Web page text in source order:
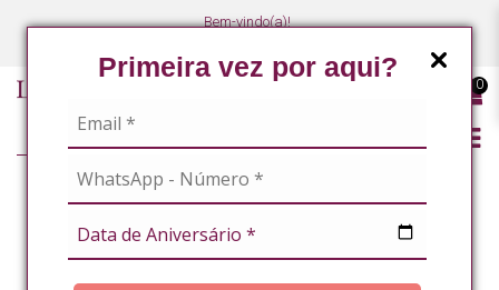
Primeira vez por aqui?
Bem-vindo(a)!
0